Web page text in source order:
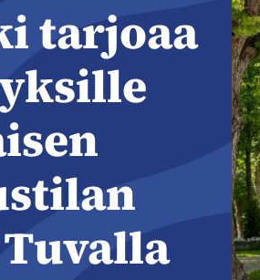
tarjoaa